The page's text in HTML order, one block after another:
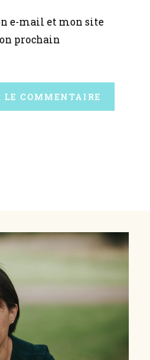
e-mail et mon site
prochain